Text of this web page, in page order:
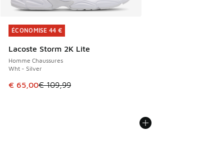
ÉCONOMISE 44 €
Lacoste Storm 2K Lite
Homme Chaussures
Wht - Silver
Cet article est en promotion. Prix en baisse de € 109,99 à
€ 65,00€ 109,99
ÉCONOMISE 44 €